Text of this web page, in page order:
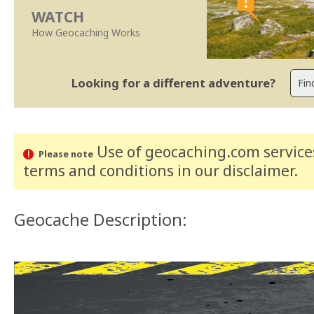
WATCH
How Geocaching Works
Looking for a different adventure?
Please noteUse of geocaching.com
terms and conditions in our disclaimer.
Geocache Description: